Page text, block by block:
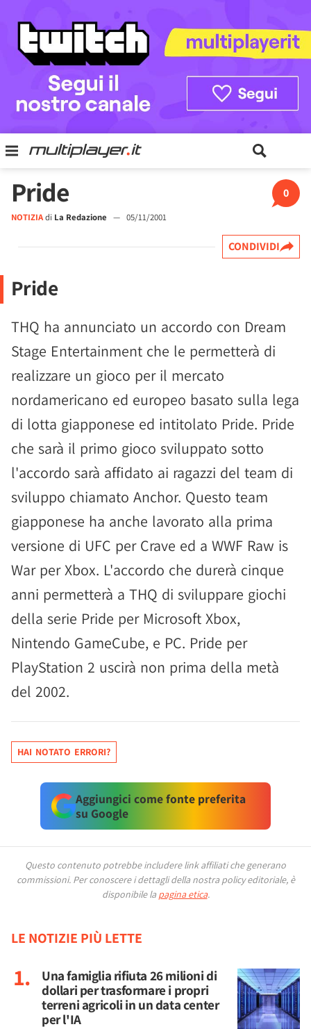
0
Pride
NOTIZIAdi La Redazione — 05/11/2001
CONDIVIDI
Pride
THQ ha annunciato un accordo con Dream
Stage Entertainment che le permetterà di
realizzare un gioco per il mercato
nordamericano ed europeo basato sulla lega
di lotta giapponese ed intitolato Pride. Pride
che sarà il primo gioco sviluppato sotto
l'accordo sarà affidato ai ragazzi del team di
sviluppo chiamato Anchor. Questo team
giapponese ha anche lavorato alla prima
versione di UFC per Crave ed a WWF Raw is
War per Xbox. L'accordo che durerà cinque
anni permetterà a THQ di sviluppare giochi
della serie Pride per Microsoft Xbox,
Nintendo GameCube, e PC. Pride per
PlayStation 2 uscirà non prima della metà
del 2002.
HAI NOTATO ERRORI?
Aggiungici come fonte preferita
su Google
Questo contenuto potrebbe includere link affiliati che generano
commissioni. Per conoscere i dettagli della nostra policy editoriale, è
disponibile la pagina etica.
LE NOTIZIE PIÙ LETTE
Una famiglia rifiuta 26 milioni di
dollari per trasformare i propri
terreni agricoli in un data center
per l'IA